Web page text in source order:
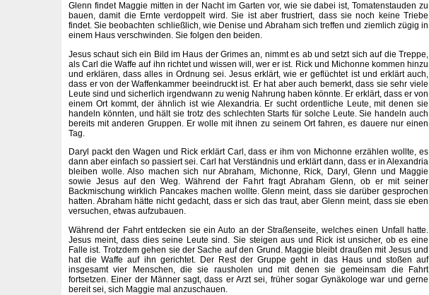
Glenn findet Maggie mitten in der Nacht im Garten vor, wie sie dabei ist, Tomatenstauden zu
bauen, damit die Ernte verdoppelt wird. Sie ist aber frustriert, dass sie noch keine Triebe
findet. Sie beobachten schließlich, wie Denise und Abraham sich treffen und ziemlich zügig in
einem Haus verschwinden. Sie folgen den beiden.
Jesus schaut sich ein Bild im Haus der Grimes an, nimmt es ab und setzt sich auf die Treppe,
als Carl die Waffe auf ihn richtet und wissen will, wer er ist. Rick und Michonne kommen hinzu
und erklären, dass alles in Ordnung sei. Jesus erklärt, wie er geflüchtet ist und erklärt auch,
dass er von der Waffenkammer beeindruckt ist. Er hat aber auch bemerkt, dass sie sehr viele
Leute sind und sicherlich irgendwann zu wenig Nahrung haben könnte. Er erklärt, dass er von
einem Ort kommt, der ähnlich ist wie Alexandria. Er sucht ordentliche Leute, mit denen sie
handeln könnten, und hält sie trotz des schlechten Starts für solche Leute. Sie handeln auch
bereits mit anderen Gruppen. Er wolle mit ihnen zu seinem Ort fahren, es dauere nur einen
Tag.
Daryl packt den Wagen und Rick erklärt Carl, dass er ihm von Michonne erzählen wollte, es
dann aber einfach so passiert sei. Carl hat Verständnis und erklärt dann, dass er in Alexandria
bleiben wolle. Also machen sich nur Abraham, Michonne, Rick, Daryl, Glenn und Maggie
sowie Jesus auf den Weg. Während der Fahrt fragt Abraham Glenn, ob er mit seiner
Backmischung wirklich Pancakes machen wollte. Glenn meint, dass sie darüber gesprochen
hatten. Abraham hätte nicht gedacht, dass er sich das traut, aber Glenn meint, dass sie eben
versuchen, etwas aufzubauen.
Während der Fahrt entdecken sie ein Auto an der Straßenseite, welches einen Unfall hatte.
Jesus meint, dass dies seine Leute sind. Sie steigen aus und Rick ist unsicher, ob es eine
Falle ist. Trotzdem gehen sie der Sache auf den Grund. Maggie bleibt draußen mit Jesus und
hat die Waffe auf ihn gerichtet. Der Rest der Gruppe geht in das Haus und stoßen auf
insgesamt vier Menschen, die sie rausholen und mit denen sie gemeinsam die Fahrt
fortsetzen. Einer der Männer sagt, dass er Arzt sei, früher sogar Gynäkologe war und gerne
bereit sei, sich Maggie mal anzuschauen.